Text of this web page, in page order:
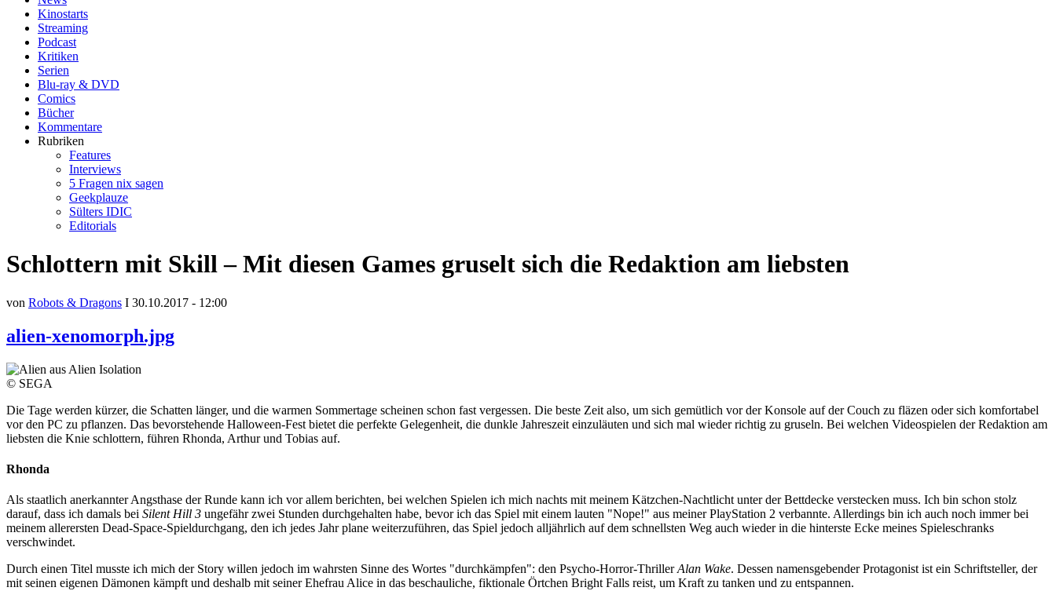
Kinostarts
Streaming
Podcast
Kritiken
Serien
Blu-ray & DVD
Comics
Bücher
Kommentare
Rubriken
Features
Interviews
5 Fragen nix sagen
Geekplauze
Sülters IDIC
Editorials
Schlottern mit Skill – Mit diesen Games gruselt sich die Redaktion am liebsten
von Robots & Dragons I 30.10.2017 - 12:00
alien-xenomorph.jpg
© SEGA
Die Tage werden kürzer, die Schatten länger, und die warmen Sommertage scheinen schon fast vergessen. Die beste Zeit also, um sich gemütlich vor der Konsole auf der Couch zu fläzen oder sich komfortabel
vor den PC zu pflanzen. Das bevorstehende Halloween-Fest bietet die perfekte Gelegenheit, die dunkle Jahreszeit einzuläuten und sich mal wieder richtig zu gruseln. Bei welchen Videospielen der Redaktion am
liebsten die Knie schlottern, führen Rhonda, Arthur und Tobias auf.
Rhonda
Als staatlich anerkannter Angsthase der Runde kann ich vor allem berichten, bei welchen Spielen ich mich nachts mit meinem Kätzchen-Nachtlicht unter der Bettdecke verstecken muss. Ich bin schon stolz
darauf, dass ich damals bei Silent Hill 3 ungefähr zwei Stunden durchgehalten habe, bevor ich das Spiel mit einem lauten "Nope!" aus meiner PlayStation 2 verbannte. Allerdings bin ich auch noch immer bei
meinem allerersten Dead-Space-Spieldurchgang, den ich jedes Jahr plane weiterzuführen, das Spiel jedoch alljährlich auf dem schnellsten Weg auch wieder in die hinterste Ecke meines Spieleschranks
verschwindet.
Durch einen Titel musste ich mich der Story willen jedoch im wahrsten Sinne des Wortes "durchkämpfen": den Psycho-Horror-ThrillerAlan Wake. Dessen namensgebender Protagonist ist ein Schriftsteller, der
mit seinen eigenen Dämonen kämpft und deshalb mit seiner Ehefrau Alice in das beschauliche, fiktionale Örtchen Bright Falls reist, um Kraft zu tanken und zu entspannen.